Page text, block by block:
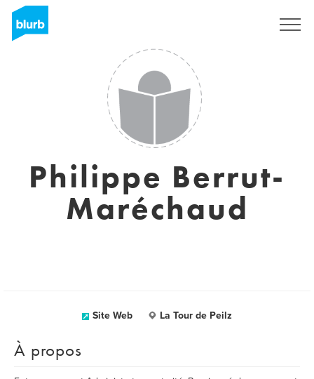
Philippe Berrut-
Maréchaud
Site Web La Tour de Peilz
À propos